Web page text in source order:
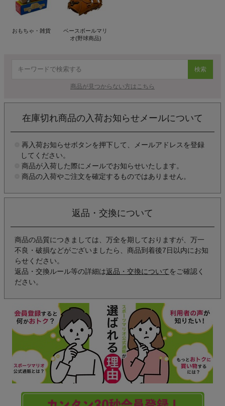
おもちゃ・雑貨
ベースボールマリ
オ(野球商品)
検索
商品が見つからない方はこちら
在庫切れ商品の入荷お知らせメールについて
再入荷お知らせボタンを押下して、メールアドレスを登録
してください。
商品が入荷した際にメールでお知らせいたします。
商品の入荷やご注文を確定するものではありません。
返品・交換について
商品の品質につきましては、万全を期しておりますが、万一
不良・破損などがございましたら、商品到着後7日以内にお知
らせください。
返品・交換ルール等の詳細は返品・交換について をご確認く
ださい。